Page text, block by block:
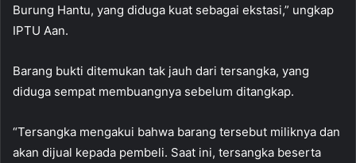
Burung Hantu, yang diduga kuat sebagai ekstasi,” ungkap
IPTU Aan.
Barang bukti ditemukan tak jauh dari tersangka, yang
diduga sempat membuangnya sebelum ditangkap.
“Tersangka mengakui bahwa barang tersebut miliknya dan
akan dijual kepada pembeli. Saat ini, tersangka beserta